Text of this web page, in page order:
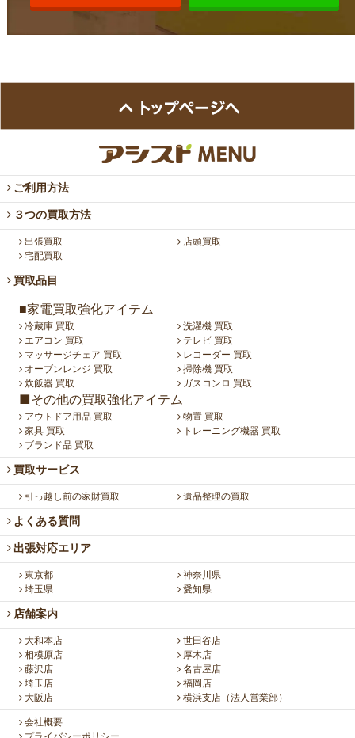
ご利用方法
３つの買取方法
出張買取
店頭買取
宅配買取
買取品目
■家電買取強化アイテム
冷蔵庫 買取
洗濯機 買取
エアコン 買取
テレビ 買取
マッサージチェア 買取
レコーダー 買取
オーブンレンジ 買取
掃除機 買取
炊飯器 買取
ガスコンロ 買取
■その他の買取強化アイテム
アウトドア用品 買取
物置 買取
家具 買取
トレーニング機器 買取
ブランド品 買取
買取サービス
引っ越し前の家財買取 遺品整理の買取
よくある質問
出張対応エリア
東京都
神奈川県
埼玉県
愛知県
店舗案内
大和本店
世田谷店
相模原店
厚木店
藤沢店
名古屋店
埼玉店
福岡店
大阪店
横浜支店（法人営業部）
会社概要